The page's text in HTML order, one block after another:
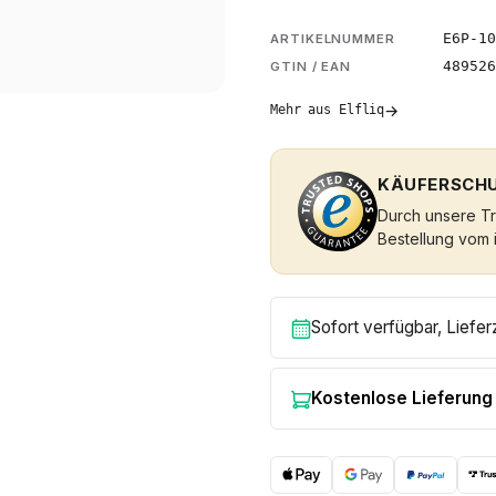
ARTIKELNUMMER E6P-
GTIN / EAN
Mehr aus Elfliq→
Durch unsere
Bestellung
Sofort verfügbar,
Kostenlose Lieferung